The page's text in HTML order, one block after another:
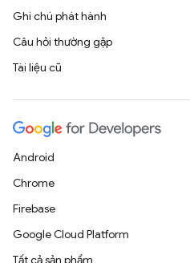
Ghi chú phát hành
Câu hỏi thường gặp
Tài liệu cũ
Android
Chrome
Firebase
Google Cloud Platform
Tất cả sản phẩm